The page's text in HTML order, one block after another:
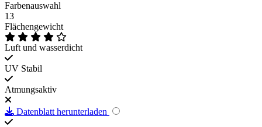
Farbenauswahl
13
Flächengewicht
Luft und wasserdicht
UV Stabil
Atmungsaktiv
Datenblatt herunterladen